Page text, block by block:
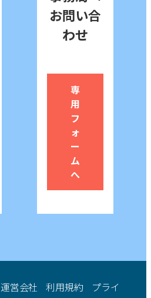
お問い合
わせ
専
用
フ
ォ
ー
ム
へ
運営会社 利用規約
プライ